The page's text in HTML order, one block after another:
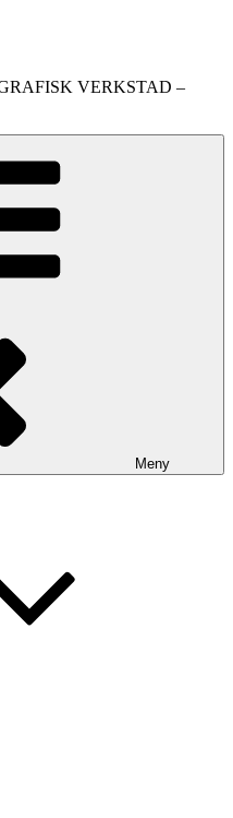
VERKSTAD –
Meny